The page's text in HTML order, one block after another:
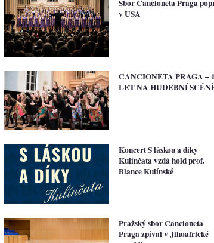
Sbor Cancioneta Praga
v USA
CANCIONETA PRAGA –
LET NA HUDEBNÍ
Koncert S láskou a díky
Kulínčata vzdá hold prof.
Blance Kulínské
Pražský sbor Cancioneta
Praga zpíval v Jihoafrické